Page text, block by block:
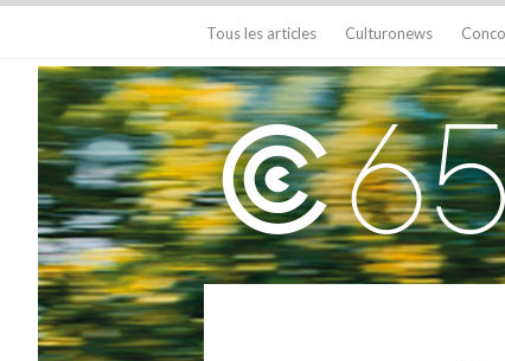
Tous les articles Culturonews